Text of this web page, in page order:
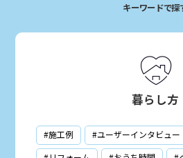
キーワードで探
暮らし方
#施工例 #ユーザーインタビュー